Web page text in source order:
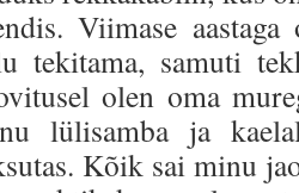
Viimase
tekitama, samuti
olen oma
lülisamba ja
Kõik sai minu